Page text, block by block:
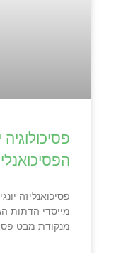
פסיכולוגיה
פסיכואנליזה
מייסדי הדתות
מנקודת מבט